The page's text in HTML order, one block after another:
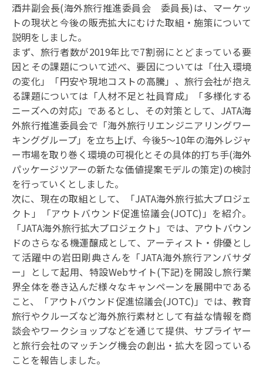
酒井副会長(海外旅行推進委員会 委員長)は、マーケッ
トの現状と今後の販売拡大にむけた取組・施策について
説明をしました。
まず、旅行者数が2019年比で7割弱にとどまっている要
因とその課題について述べ、要因については「仕入環境
の変化」「円安や現地コストの高騰」、旅行会社が抱え
る課題については「人材不足と社員育成」「多様化する
ニーズへの対応」であるとし、その対策として、JATA海
外旅行推進委員会で「海外旅行リエンジニアリングワー
キンググループ」を立ち上げ、今後5～10年の海外レジャ
ー市場を取り巻く環境の可視化とその具体的打ち手(海外
パッケージツアーの新たな価値提案モデルの策定)の検討
を行っていくとしました。
次に、現在の取組として、「JATA海外旅行拡大プロジェ
クト」「アウトバウンド促進協議会(JOTC)」を紹介。
「JATA海外旅行拡大プロジェクト」では、アウトバウン
ドのさらなる機運醸成として、アーティスト・俳優とし
て活躍中の岩田剛典さんを「JATA海外旅行アンバサダ
ー」として起用、特設Webサイト(下記)を開設し旅行業
界全体を巻き込んだ様々なキャンペーンを展開中である
こと、「アウトバウンド促進協議会(JOTC)」では、教育
旅行やクルーズなど海外旅行素材として有益な情報を商
談会やワークショップなどを通じて提供、サプライヤー
と旅行会社のマッチング機会の創出・拡大を図っている
ことを報告しました。